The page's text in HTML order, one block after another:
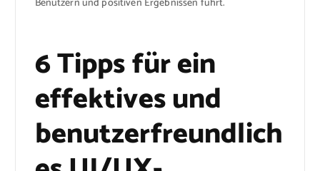
Benutzern und positiven Ergebnissen führt.
6 Tipps für ein
effektives und
benutzerfreundlich